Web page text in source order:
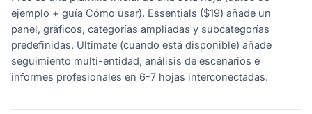
ejemplo + guía Cómo usar). Essentials ($19) añade un
panel, gráficos, categorías ampliadas y subcategorías
predefinidas. Ultimate (cuando está disponible) añade
seguimiento multi-entidad, análisis de escenarios e
informes profesionales en 6-7 hojas interconectadas.